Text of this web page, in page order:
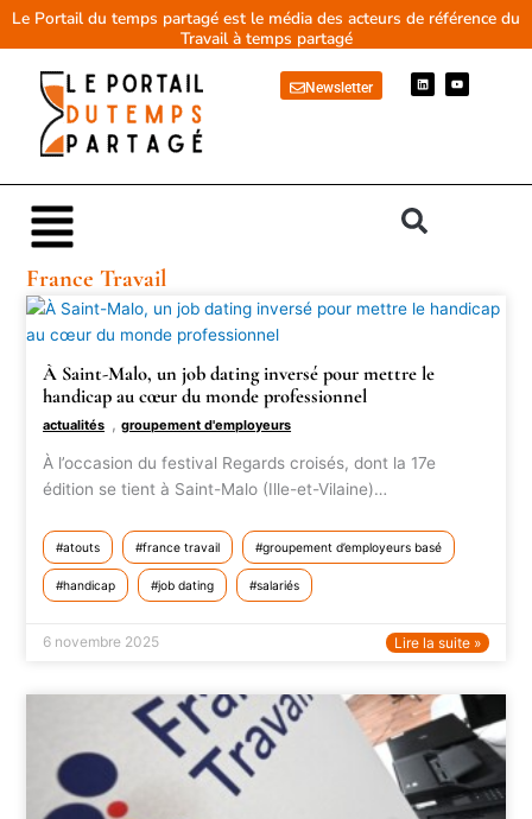
AllerLe Portail du temps partagé est le média des acteurs de référence du
Travail à temps partagé
Newsletter
L
i
n
Y
o
u
Main
Menu
France Travail
À Saint-Malo, un job dating inversé pour mettre le
handicap au cœur du monde professionnel
actualités ,groupement d'employeurs
À l’occasion du festival Regards croisés, dont la 17e
édition se tient à Saint-Malo (Ille-et-Vilaine)…
atouts france travail groupement d’employeurs basé
handicap job dating salariés
6 novembre 2025 Lire la suite »